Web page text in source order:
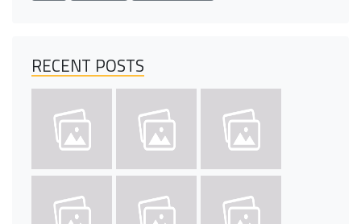
RECENT POSTS